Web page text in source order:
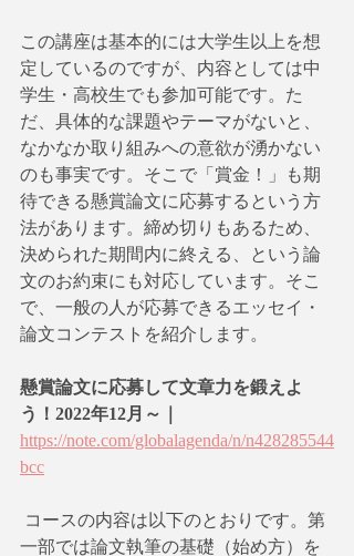
この講座は基本的には大学生以上を想
定しているのですが、内容としては中
学生・高校生でも参加可能です。た
だ、具体的な課題やテーマがないと、
なかなか取り組みへの意欲が湧かない
のも事実です。そこで「賞金！」も期
待できる懸賞論文に応募するという方
法があります。締め切りもあるため、
決められた期間内に終える、という論
文のお約束にも対応しています。そこ
で、一般の人が応募できるエッセイ・
論文コンテストを紹介します。
懸賞論文に応募して文章力を鍛えよ
う！2022年12月～｜
https://note.com/globalagenda/n/n428285544
bcc
一部では論文執筆の基礎（始め方）を